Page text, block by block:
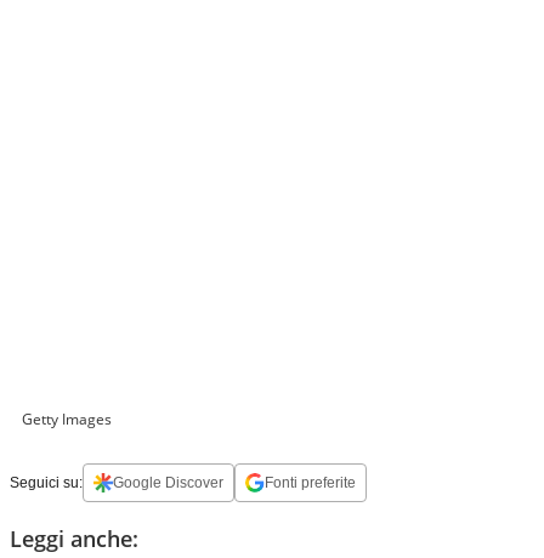
Getty Images
Seguici su: Google Discover Fonti preferite
Leggi anche: